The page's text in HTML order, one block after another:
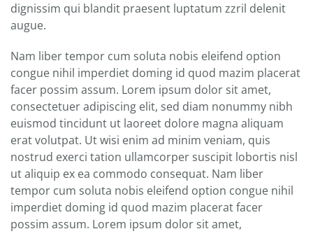
dignissim qui blandit praesent luptatum zzril delenit
augue.
Nam liber tempor cum soluta nobis eleifend option
congue nihil imperdiet doming id quod mazim placerat
facer possim assum. Lorem ipsum dolor sit amet,
consectetuer adipiscing elit, sed diam nonummy nibh
euismod tincidunt ut laoreet dolore magna aliquam
erat volutpat. Ut wisi enim ad minim veniam, quis
nostrud exerci tation ullamcorper suscipit lobortis nisl
ut aliquip ex ea commodo consequat. Nam liber
tempor cum soluta nobis eleifend option congue nihil
imperdiet doming id quod mazim placerat facer
possim assum. Lorem ipsum dolor sit amet,